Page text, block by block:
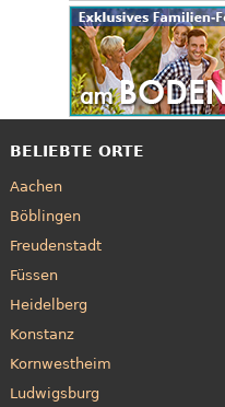
BELIEBTE ORTE
Aachen
Böblingen
Freudenstadt
Füssen
Heidelberg
Konstanz
Kornwestheim
Ludwigsburg